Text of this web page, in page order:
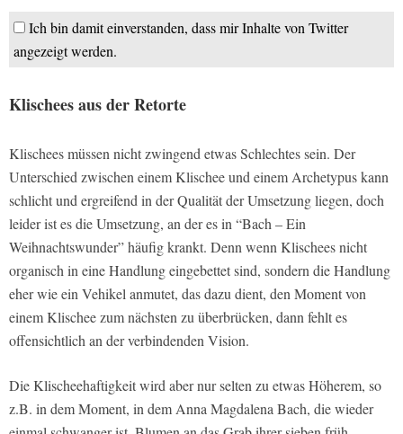
Ich bin damit einverstanden, dass mir Inhalte von Twitter
angezeigt werden.
Klischees aus der Retorte
Klischees müssen nicht zwingend etwas Schlechtes sein. Der
Unterschied zwischen einem Klischee und einem Archetypus kann
schlicht und ergreifend in der Qualität der Umsetzung liegen, doch
leider ist es die Umsetzung, an der es in “Bach – Ein
Weihnachtswunder” häufig krankt. Denn wenn Klischees nicht
organisch in eine Handlung eingebettet sind, sondern die Handlung
eher wie ein Vehikel anmutet, das dazu dient, den Moment von
einem Klischee zum nächsten zu überbrücken, dann fehlt es
offensichtlich an der verbindenden Vision.
Die Klischeehaftigkeit wird aber nur selten zu etwas Höherem, so
z.B. in dem Moment, in dem Anna Magdalena Bach, die wieder